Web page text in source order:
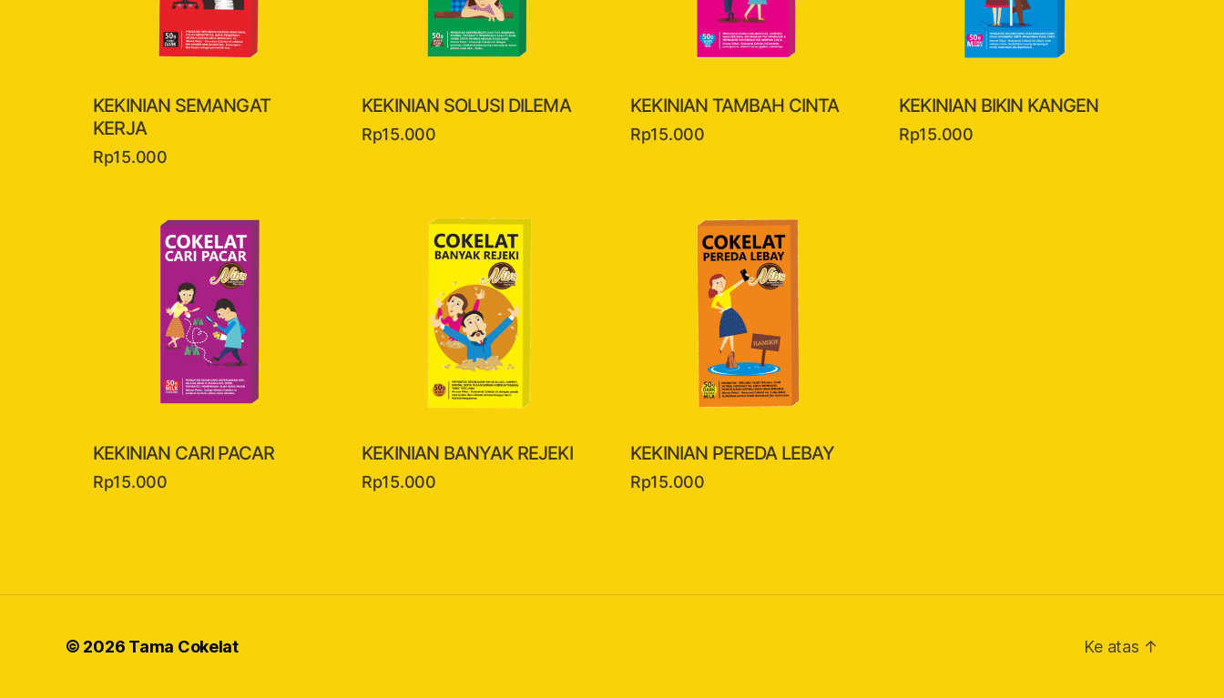
KEKINIAN SEMANGAT
KERJA
Rp15.000
KEKINIAN SOLUSI DILEMA
Rp15.000
KEKINIAN TAMBAH CINTA
Rp15.000
KEKINIAN BIKIN KANGEN
Rp15.000
KEKINIAN CARI PACAR
Rp15.000
KEKINIAN BANYAK REJEKI
Rp15.000
KEKINIAN PEREDA LEBAY
Rp15.000
© 2026 Tama Cokelat Ke atas ↑